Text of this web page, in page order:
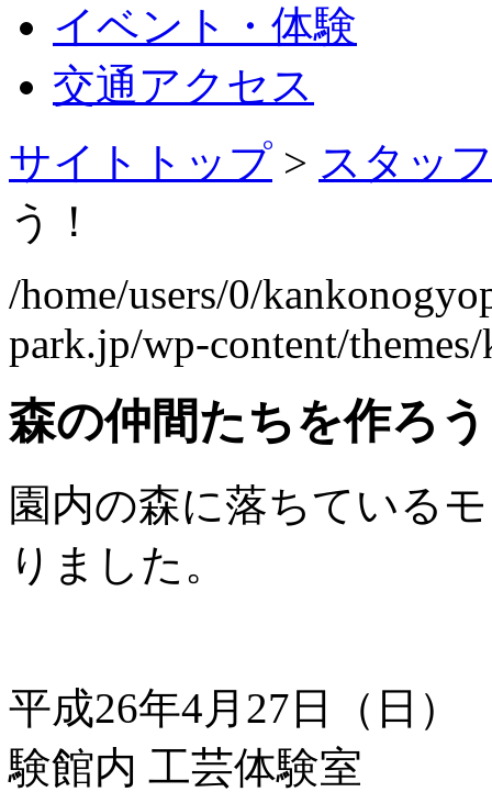
イベント・体験
交通アクセス
サイトトップ > スタッ
う！
/home/users/0/
park.jp/wp-content/
森の仲間たちを作ろ
園内の森に落ちている
りました。
平成26年4月27
験館内 工芸体験室